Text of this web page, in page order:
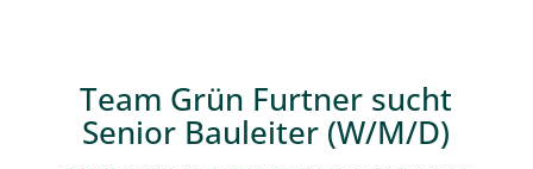
Team Grün Furtner sucht
Senior Bauleiter (W/M/D)